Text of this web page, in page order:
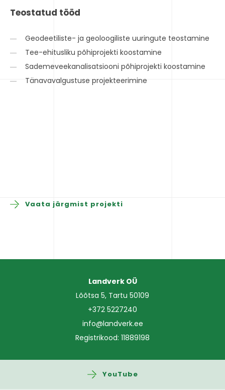
Teostatud tööd
Geodeetiliste- ja geoloogiliste uuringute teostamine
Tee-ehitusliku põhiprojekti koostamine
Sademeveekanalisatsiooni põhiprojekti koostamine
Tänavavalgustuse projekteerimine
Vaata järgmist projekti
Landverk OÜ
Lõõtsa 5, Tartu 50109
+372 5227240
info@landverk.ee
Registrikood: 11889198
YouTube